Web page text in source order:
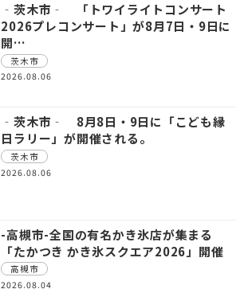
‐茨木市‐ 「トワイライトコンサート
2026プレコンサート」が8月7日・9日に
開…
茨木市
2026.08.06
‐茨木市‐ 8月8日・9日に「こども縁
日ラリー」が開催される。
茨木市
2026.08.06
-高槻市-全国の有名かき氷店が集まる
「たかつき かき氷スクエア2026」開催
高槻市
2026.08.04